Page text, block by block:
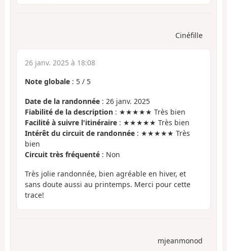
Cinéfille
26 janv. 2025 à 18:08
Note globale : 5 / 5
Date de la randonnée : 26 janv. 2025
Fiabilité de la description : ★★★★★ Très bien
Facilité à suivre l'itinéraire : ★★★★★ Très bien
Intérêt du circuit de randonnée : ★★★★★ Très
bien
Circuit très fréquenté : Non
Très jolie randonnée, bien agréable en hiver, et
sans doute aussi au printemps. Merci pour cette
trace!
mjeanmonod